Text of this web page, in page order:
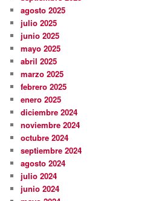
agosto 2025
julio 2025
junio 2025
mayo 2025
abril 2025
marzo 2025
febrero 2025
enero 2025
diciembre 2024
noviembre 2024
octubre 2024
septiembre 2024
agosto 2024
julio 2024
junio 2024